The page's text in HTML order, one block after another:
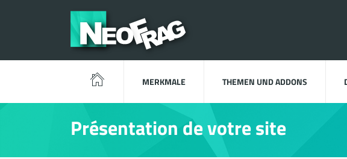
MERKMALE THEMEN UND ADDONS
Présentation de votre site